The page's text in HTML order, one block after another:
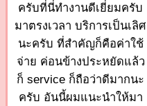
ครับที่นี่ทำงานดีเยี่ยมครับ
มาตรงเวลา บริการเป็นเลิศ
นะครับ ที่สำคัญก็คือค่าใช้
จ่าย ค่อนข้างประหยัดแล้ว
ก็ service ก็ถือว่าดีมากนะ
ครับ อันนี้ผมแนะนำให้มา